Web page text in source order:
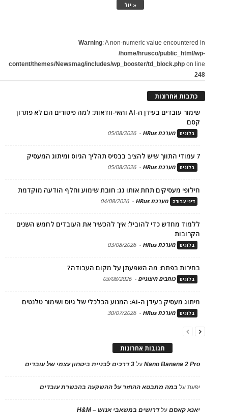
« יול
Warning: A non-numeric value encountered in
/home/hrusco/public_html/wp-
content/themes/Newsmag/includes/wp_booster/td_block.php on line
248
כתבות אחרונות
שימור עובדים בעידן ה-AI והאי-וודאות: למה פיטורים הם לא פתרון
קסם
בלוגים מערכת HRus -
05/08/2026
7 עמודי התווך שיש להציב בבסיס תהליך הגיוס ומיתוג המעסיק
בלוגים מערכת HRus -
05/08/2026
חילופי מעסיקים תחת אותו גג: חובת שימוע וחלף הודעה מוקדמת
דיני עבודה מערכת HRus -
04/08/2026
ללמוד מחדש כדי להוביל: איך להכשיר את העובדים לחמש השנים
הקרובות
בלוגים מערכת HRus -
03/08/2026
בחירות בפתח: מה השפעתן על מקום העבודה?
בלוגים כותבים חיצוניים -
03/08/2026
מיתוג מעסיק בעידן ה-AI: המנוע הכלכלי של גיוס ושימור טלנטים
בלוגים מערכת HRus -
30/07/2026
תגובות אחרונות
Nano Banana 2 Proעל 3 דרכים לבניית ביטחון עצמי של עובדים
יפעתעל במה מתבטא ההחזר על ההשקעה בהכשרת עובדים
יאנא קאסםעלדרושים במשאבי אנוש – H&M